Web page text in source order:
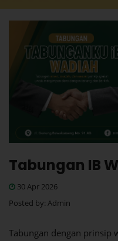
Tabungan IB
30 Apr 2026
Posted by: Admin
Tabungan dengan prinsip